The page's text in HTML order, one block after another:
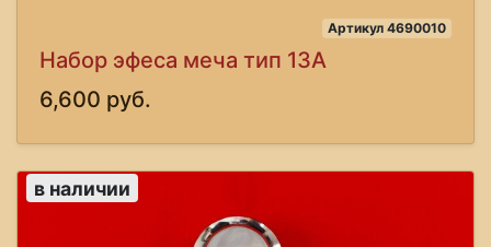
Артикул 4690010
Набор эфеса меча тип 13А
6,600 руб.
в наличии